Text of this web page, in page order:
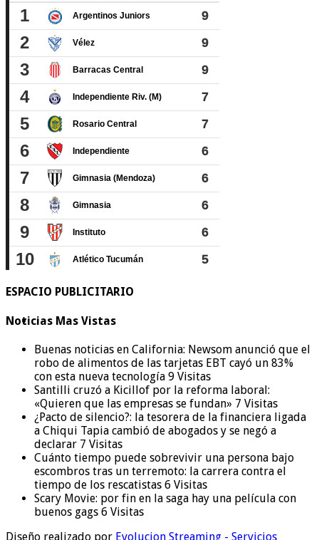
ESPACIO PUBLICITARIO
Noticias Mas Vistas
Buenas noticias en California: Newsom anunció que el
robo de alimentos de las tarjetas EBT cayó un 83%
con esta nueva tecnología 9 Visitas
Santilli cruzó a Kicillof por la reforma laboral:
«Quieren que las empresas se fundan» 7 Visitas
¿Pacto de silencio?: la tesorera de la financiera ligada
a Chiqui Tapia cambió de abogados y se negó a
declarar 7 Visitas
Cuánto tiempo puede sobrevivir una persona bajo
escombros tras un terremoto: la carrera contra el
tiempo de los rescatistas 6 Visitas
Scary Movie: por fin en la saga hay una película con
buenos gags 6 Visitas
Diseño realizado por Evolucion Streaming - Servicios